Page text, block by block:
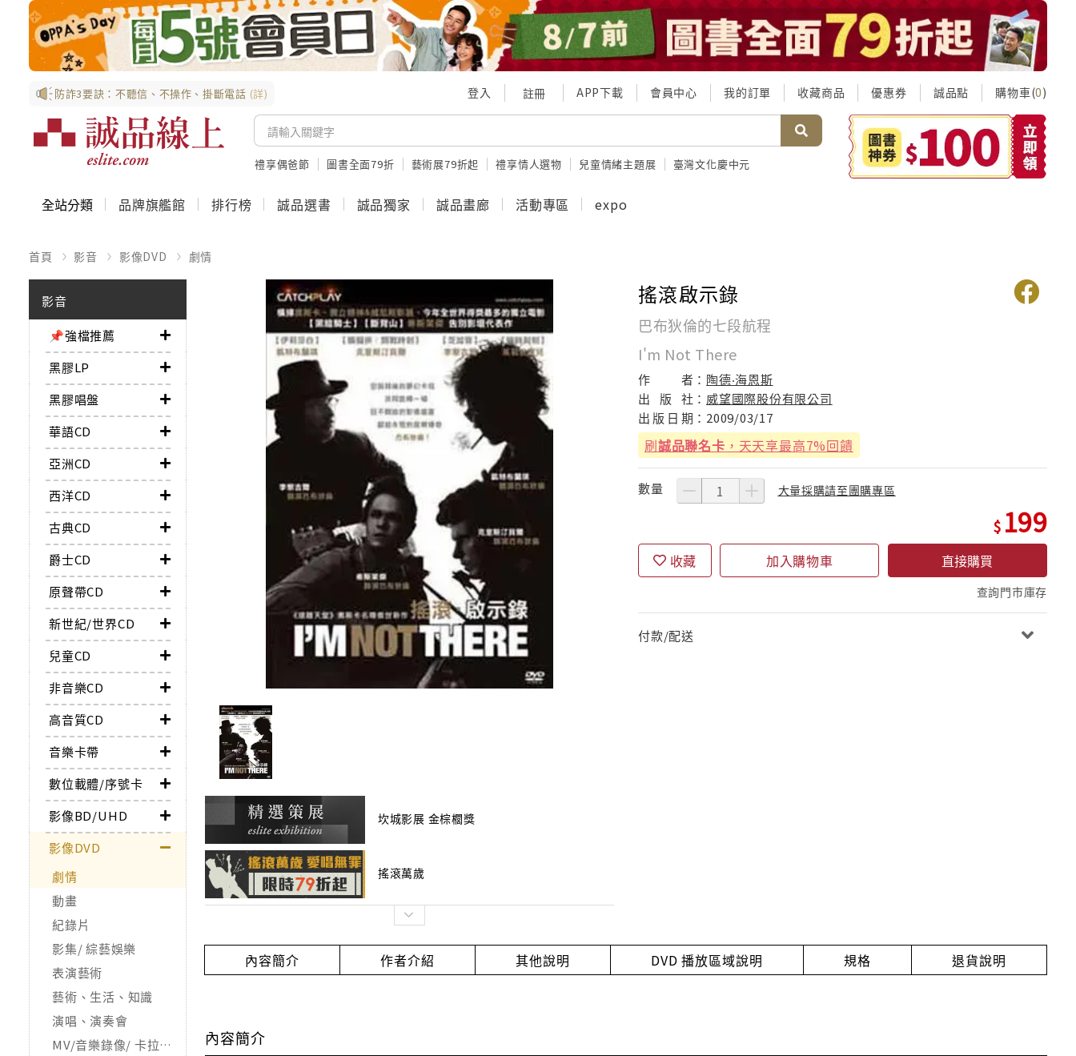
防詐3要訣：不聽信、不操作、掛斷電話 (詳) 登入 註冊 APP下載 會員中心 我的訂單 收藏商品 優惠券 誠品點 購物車(0)
禮享偶爸節 圖書全面79折 藝術展79折起 禮享情人選物 兒童情緒主題展 臺灣文化慶中元
全站分類 品牌旗艦館 排行榜 誠品選書 誠品獨家 誠品畫廊 活動專區 expo
首頁 影音 影像DVD 劇情
影音
📌強檔推薦
黑膠LP
黑膠唱盤
華語CD
亞洲CD
西洋CD
古典CD
爵士CD
原聲帶CD
新世紀/世界CD
兒童CD
非音樂CD
高音質CD
音樂卡帶
數位載體/序號卡
影像BD/UHD
影像DVD
劇情
動畫
紀錄片
影集/ 綜藝娛樂
表演藝術
藝術、生活、知識
演唱、演奏會
MV/音樂錄像/ 卡拉OK
坎城影展 金棕櫚獎
搖滾萬歲
搖滾啟示錄
巴布狄倫的七段航程
I'm Not There
作 者： 陶德‧海恩斯
出
版 社： 威望國際股份有限公司
出 版 日 期： 2009/03/17
刷誠品聯名卡 ，天天享最高7%回饋
數量 大量採購請至團購專區
199
收藏 加入購物車 直接購買
查詢門市庫存
付款/配送
內容簡介 作者介紹 其他說明 DVD 播放區域說明 規格 退貨說明
內容簡介